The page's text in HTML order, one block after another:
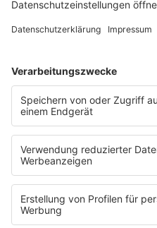
Song Contest
Mädelsabend
Ich hasse Sport
Sonntag Morgen
Strandbar
Putzfimmel
Deutschpop
Deutsche Liebeslieder
PODCASTS
Mit den Waffeln einer Frau